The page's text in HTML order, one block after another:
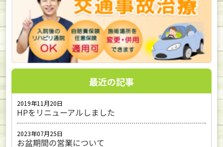
最近の記事
2019年11月20日
HPをリニューアルしました
2023年07月25日
お盆期間の営業について